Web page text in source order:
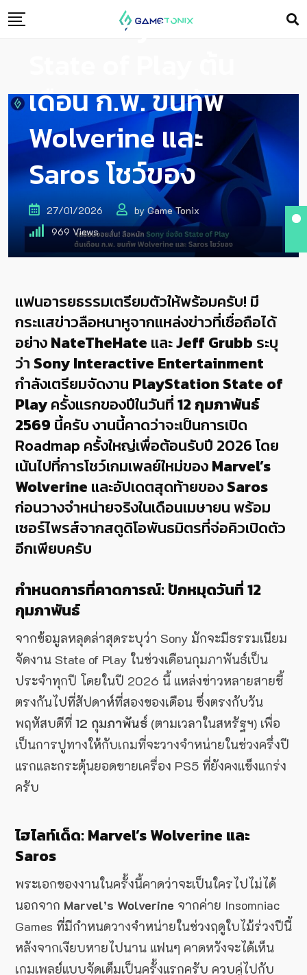
หนัก Sony จ่อจัด
เดือน ก.พ. ขนทัพ
Wolverine และ
Saros โชว์ของ
27/01/2026 by Game Tonix
969 Views
แฟนอารยธรรมเตรียมตัวให้พร้อมครับ! มี
กระแสข่าวลือหนาหูจากแหล่งข่าวที่เชื่อถือได้
อย่างNateTheHate และJeff Grubb ระบุ
ว่า Sony Interactive Entertainment
กำลังเตรียมจัดงาน PlayStation State of
Playครั้งแรกของปีในวันที่12 กุมภาพันธ์
2569 นี้ครับ งานนี้คาดว่าจะเป็นการเปิด
Roadmap ครั้งใหญ่เพื่อต้อนรับปี 2026 โดย
เน้นไปที่การโชว์เกมเพลย์ใหม่ของMarvel’s
Wolverine และอัปเดตสุดท้ายของSaros
ก่อนวางจำหน่ายจริงในเดือนเมษายน พร้อม
เซอร์ไพรส์จากสตูดิโอพันธมิตรที่จ่อคิวเปิดตัว
อีกเพียบครับ
กำหนดการที่คาดการณ์: ปักหมุดวันที่ 12
กุมภาพันธ์
จากข้อมูลหลุดล่าสุดระบุว่า Sony มักจะมีธรรมเนียม
จัดงาน State of Play ในช่วงเดือนกุมภาพันธ์เป็น
ประจำทุกปี โดยในปี 2026 นี้ แหล่งข่าวหลายสายชี้
ตรงกันไปที่สัปดาห์ที่สองของเดือน ซึ่งตรงกับวัน
พฤหัสบดีที่ 12 กุมภาพันธ์ (ตามเวลาในสหรัฐฯ) เพื่อ
เป็นการปูทางให้กับเกมที่จะวางจำหน่ายในช่วงครึ่งปี
แรกและกระตุ้นยอดขายเครื่อง PS5 ที่ยังคงแข็งแกร่ง
ครับ
ไฮไลท์เด็ด: Marvel’s Wolverine และ
Saros
พระเอกของงานในครั้งนี้คาดว่าจะเป็นใครไปไม่ได้
นอกจาก Marvel’s Wolverine จากค่าย Insomniac
Games ที่มีกำหนดวางจำหน่ายในช่วงฤดูใบไม้ร่วงปีนี้
หลังจากเงียบหายไปนาน แฟนๆ คาดหวังจะได้เห็น
เกมเพลย์แบบจัดเต็มเป็นครั้งแรกครับ ควบคู่ไปกับ